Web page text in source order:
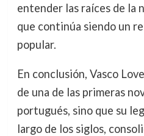
entender las raíces de la
que continúa siendo un
popular.
En conclusión, Vasco
de una de las primeras
portugués, sino que su
largo de los siglos,